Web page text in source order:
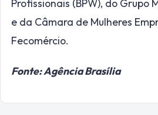
Profissionais (BPW), do Grupo
e da Câmara de Mulheres
Fecomércio.
Fonte: Agência Brasília